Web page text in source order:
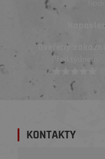
Ověřený zákazník
Před 3 týdny
KONTAKTY